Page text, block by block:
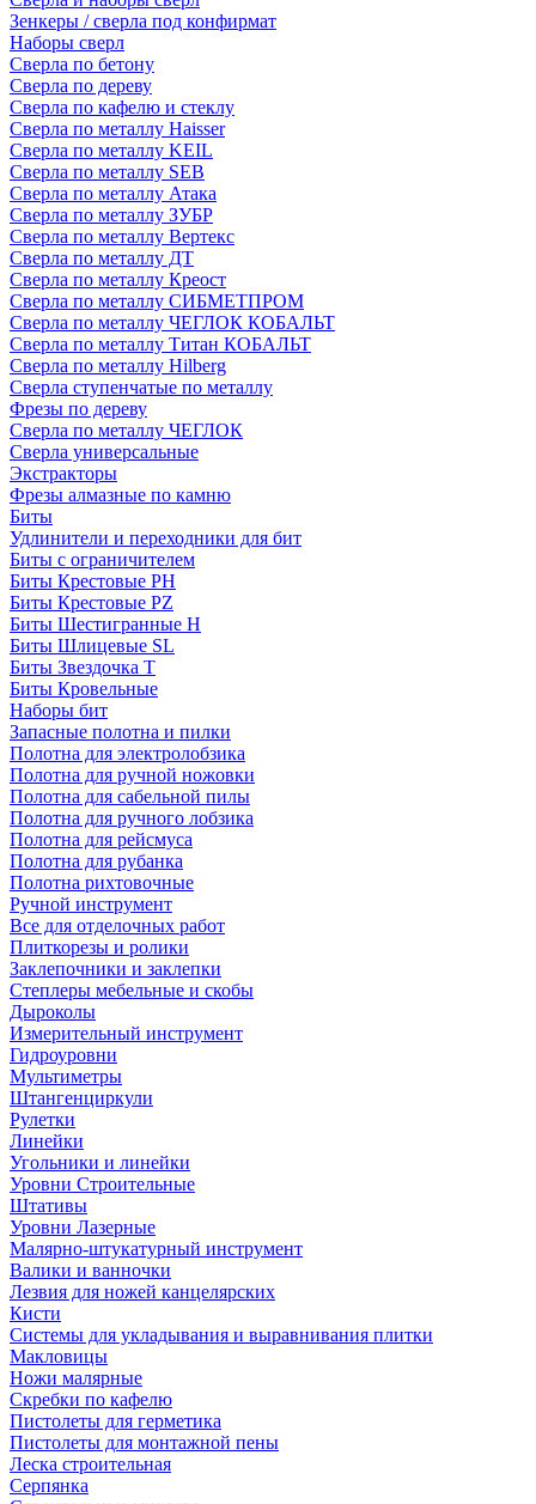
Зенкеры / сверла под конфирмат
Наборы сверл
Сверла по бетону
Сверла по дереву
Сверла по кафелю и стеклу
Сверла по металлу Haisser
Сверла по металлу KEIL
Сверла по металлу SEB
Сверла по металлу Атака
Сверла по металлу ЗУБР
Сверла по металлу Вертекс
Сверла по металлу ДТ
Сверла по металлу Креост
Сверла по металлу СИБМЕТПРОМ
Сверла по металлу ЧЕГЛОК КОБАЛЬТ
Сверла по металлу Титан КОБАЛЬТ
Сверла по металлу Hilberg
Сверла ступенчатые по металлу
Фрезы по дереву
Сверла по металлу ЧЕГЛОК
Сверла универсальные
Экстракторы
Фрезы алмазные по камню
Биты
Удлинители и переходники для бит
Биты с ограничителем
Биты Крестовые PH
Биты Крестовые PZ
Биты Шестигранные H
Биты Шлицевые SL
Биты Звездочка T
Биты Кровельные
Наборы бит
Запасные полотна и пилки
Полотна для электролобзика
Полотна для ручной ножовки
Полотна для сабельной пилы
Полотна для ручного лобзика
Полотна для рейсмуса
Полотна для рубанка
Полотна рихтовочные
Ручной инструмент
Все для отделочных работ
Плиткорезы и ролики
Заклепочники и заклепки
Степлеры мебельные и скобы
Дыроколы
Измерительный инструмент
Гидроуровни
Мультиметры
Штангенциркули
Рулетки
Линейки
Угольники и линейки
Уровни Строительные
Штативы
Уровни Лазерные
Малярно-штукатурный инструмент
Валики и ванночки
Лезвия для ножей канцелярских
Кисти
Системы для укладывания и выравнивания плитки
Макловицы
Ножи малярные
Скребки по кафелю
Пистолеты для герметика
Пистолеты для монтажной пены
Леска строительная
Серпянка